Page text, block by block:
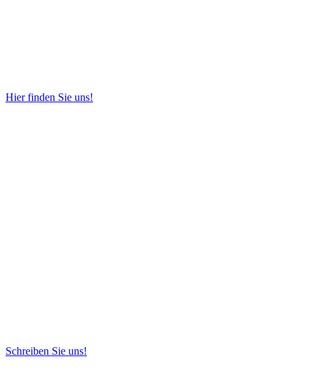
Hier finden Sie uns!
Schreiben Sie uns!